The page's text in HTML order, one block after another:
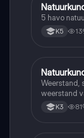
5 havo
K5
Weerstand,
weerstand
K3 81